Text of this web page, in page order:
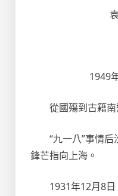
1949
從國殤到古籍南
“九一八”事情
鋒芒指向上海。
1931年12月8